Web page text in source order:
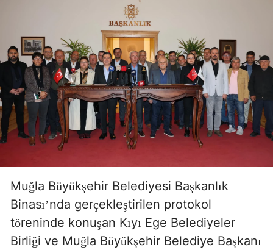
Muğla Büyükşehir Belediyesi Başkanlık
Binası’nda gerçekleştirilen protokol
töreninde konuşan Kıyı Ege Belediyeler
Birliği ve Muğla Büyükşehir Belediye Başkanı